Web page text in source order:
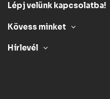
Lépj velünk kapcsolatba!
Kövess minket
Hírlevél